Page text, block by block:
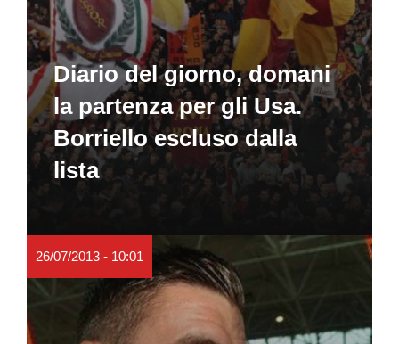
Diario del giorno, domani
la partenza per gli Usa.
Borriello escluso dalla
lista
26/07/2013 - 10:01